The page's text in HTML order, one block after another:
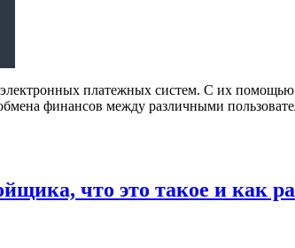
электронных платежных систем. С их
финансов между различными
что это такое и как